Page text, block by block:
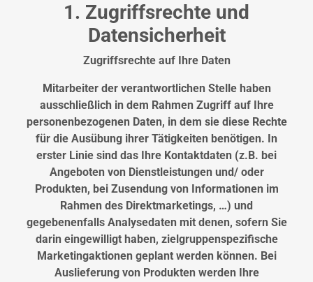
1. Zugriffsrechte und
Datensicherheit
Zugriffsrechte auf Ihre Daten
Mitarbeiter der verantwortlichen Stelle haben
ausschließlich in dem Rahmen Zugriff auf Ihre
personenbezogenen Daten, in dem sie diese Rechte
für die Ausübung ihrer Tätigkeiten benötigen. In
erster Linie sind das Ihre Kontaktdaten (z.B. bei
Angeboten von Dienstleistungen und/ oder
Produkten, bei Zusendung von Informationen im
Rahmen des Direktmarketings, …) und
gegebenenfalls Analysedaten mit denen, sofern Sie
darin eingewilligt haben, zielgruppenspezifische
Marketingaktionen geplant werden können. Bei
Auslieferung von Produkten werden Ihre